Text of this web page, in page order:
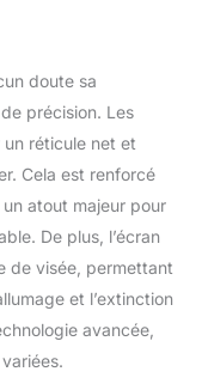
plus
un
MOA ou une
(cercle-
pour les
armes
Utilisable
de
doute sa
précision. Les
réticule net et
Cela est renforcé
atout majeur pour
De plus, l’écran
de visée, permettant
et l’extinction
avancée,